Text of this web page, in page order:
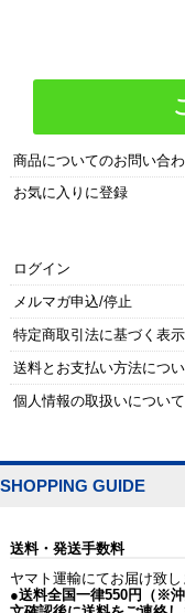
商品についてのお問い合
お気に入りに登録
ログイン
メルマガ申込/停止
特定商取引法に基づく表示
送料とお支払い方法につ
個人情報の取扱いについて
SHOPPING GUIDE
送料・発送手数料
ヤマト運輸にてお届け致し
●送料全国一律550円（※